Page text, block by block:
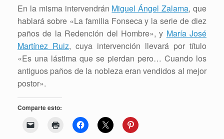
En la misma intervendrán Miguel Ángel Zalama, que
hablará sobre «La familia Fonseca y la serie de diez
paños de la Redención del Hombre», y María José
Martínez Ruiz, cuya intervención llevará por título
«Es una lástima que se pierdan pero… Cuando los
antiguos paños de la nobleza eran vendidos al mejor
postor».
Comparte esto: